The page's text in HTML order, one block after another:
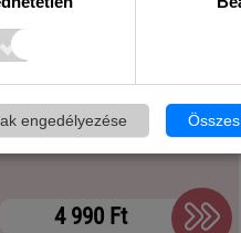
engedélyezése
Slipstop berko navy
gyerek poncsó
4 990 Ft